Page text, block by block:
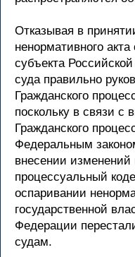
Отказывая в
ненормативного
субъекта
суда правильно
Гражданского
поскольку в связи с
Гражданского
Федеральным
внесении
процессуальный
оспаривании
государственной
Федерации
судам.